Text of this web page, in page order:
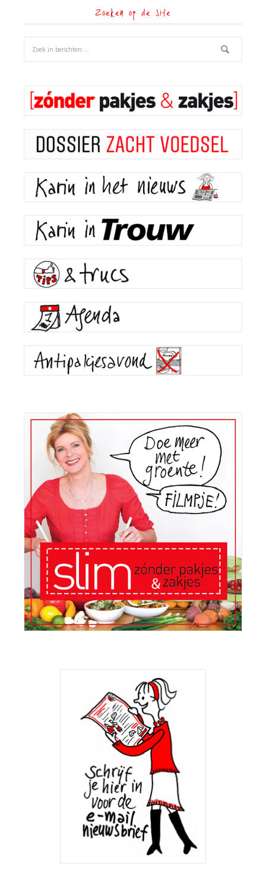
Zoeken op de site